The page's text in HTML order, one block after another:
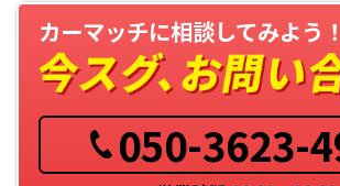
カーマッチに相談してみよう！
050-3623-